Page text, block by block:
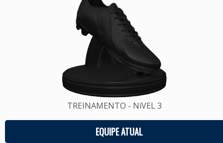
TREINAMENTO - NíVEL 3
EQUIPE ATUAL